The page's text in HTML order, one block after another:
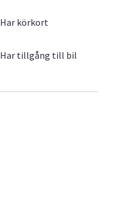
Har körkort
Har tillgång till bil